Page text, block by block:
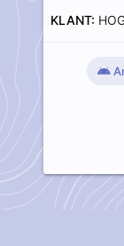
KLANT: